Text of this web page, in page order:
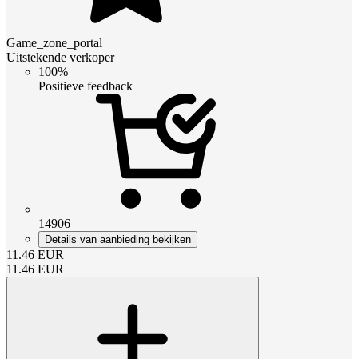
Game_zone_portal
Uitstekende verkoper
100%
Positieve feedback
14906
Details van aanbieding bekijken
11.46 EUR
11.46 EUR